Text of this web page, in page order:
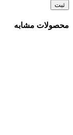
محصولات مشابه